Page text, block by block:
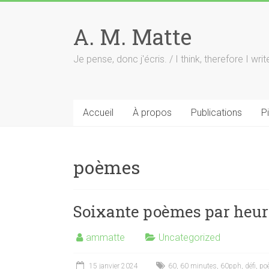
A. M. Matte
Je pense, donc j'écris. / I think, therefore I
Accueil À propos Publications
poèmes
Soixante poèmes par
ammatte Uncategorized
15 janvier 2024 60, 60 minutes, 60pph, défi,